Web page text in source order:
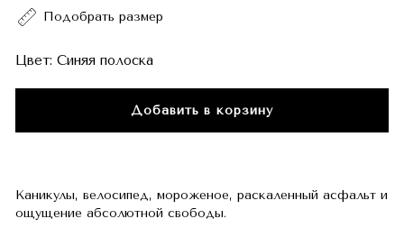
Подобрать размер
Цвет: Синяя полоска
Добавить в корзину
Каникулы, велосипед, мороженое, раскаленный асфальт и
ощущение абсолютной свободы.